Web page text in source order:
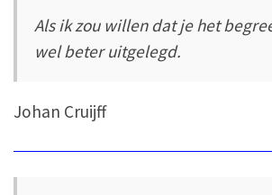
Als ik zou willen dat je het
wel beter uitgelegd.
Johan Cruijff